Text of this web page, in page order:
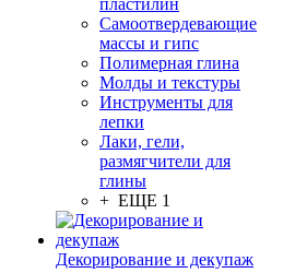
пластилин
Самоотвердевающие
массы и гипс
Полимерная глина
Молды и текстуры
Инструменты для
лепки
Лаки, гели,
размягчители для
глины
+ ЕЩЕ 1
Декорирование и декупаж